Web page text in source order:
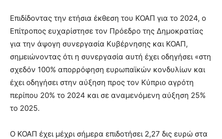
Επιδίδοντας την ετήσια έκθεση του ΚΟΑΠ για το 2024, ο
Επίτροπος ευχαρίστησε τον Πρόεδρο της Δημοκρατίας
για την άψογη συνεργασία Κυβέρνησης και ΚΟΑΠ,
σημειώνοντας ότι η συνεργασία αυτή έχει οδηγήσει «στη
σχεδόν 100% απορρόφηση ευρωπαϊκών κονδυλίων και
έχει οδηγήσει στην αύξηση προς τον Κύπριο αγρότη
περίπου 20% το 2024 και σε αναμενόμενη αύξηση 25%
το 2025.
Ο ΚΟΑΠ έχει μέχρι σήμερα επιδοτήσει 2,27 δις ευρώ στα